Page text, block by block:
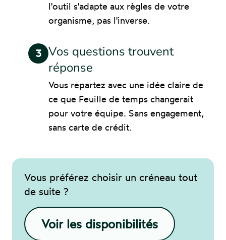
l'outil s'adapte aux règles de votre
organisme, pas l'inverse.
3 Vos questions trouvent
réponse
Vous repartez avec une idée claire de
ce que Feuille de temps changerait
pour votre équipe. Sans engagement,
sans carte de crédit.
Vous préférez choisir un créneau tout
de suite ?
Voir les disponibilités